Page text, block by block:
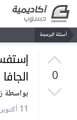
أسئلة البرمجة
0
الجافا
بواسطة
11 أكتوبر 2018